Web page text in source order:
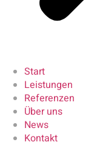
Start
Leistungen
Referenzen
Über uns
News
Kontakt